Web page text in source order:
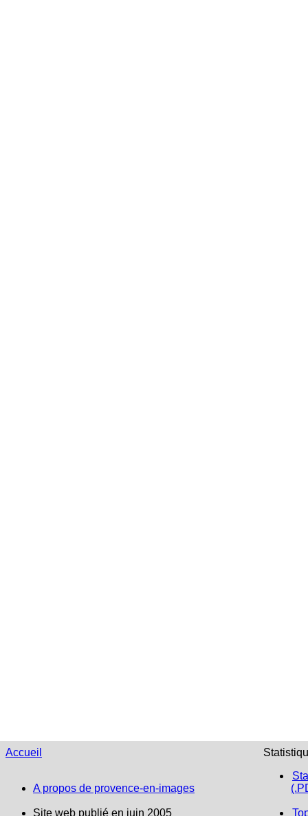
Accueil
A propos de provence-en-images
Site web publié en juin 2005